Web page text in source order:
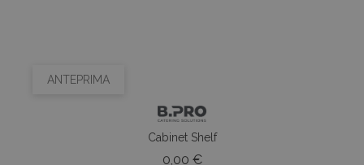
ANTEPRIMA
Cabinet Shelf
0,00 €Prezzo